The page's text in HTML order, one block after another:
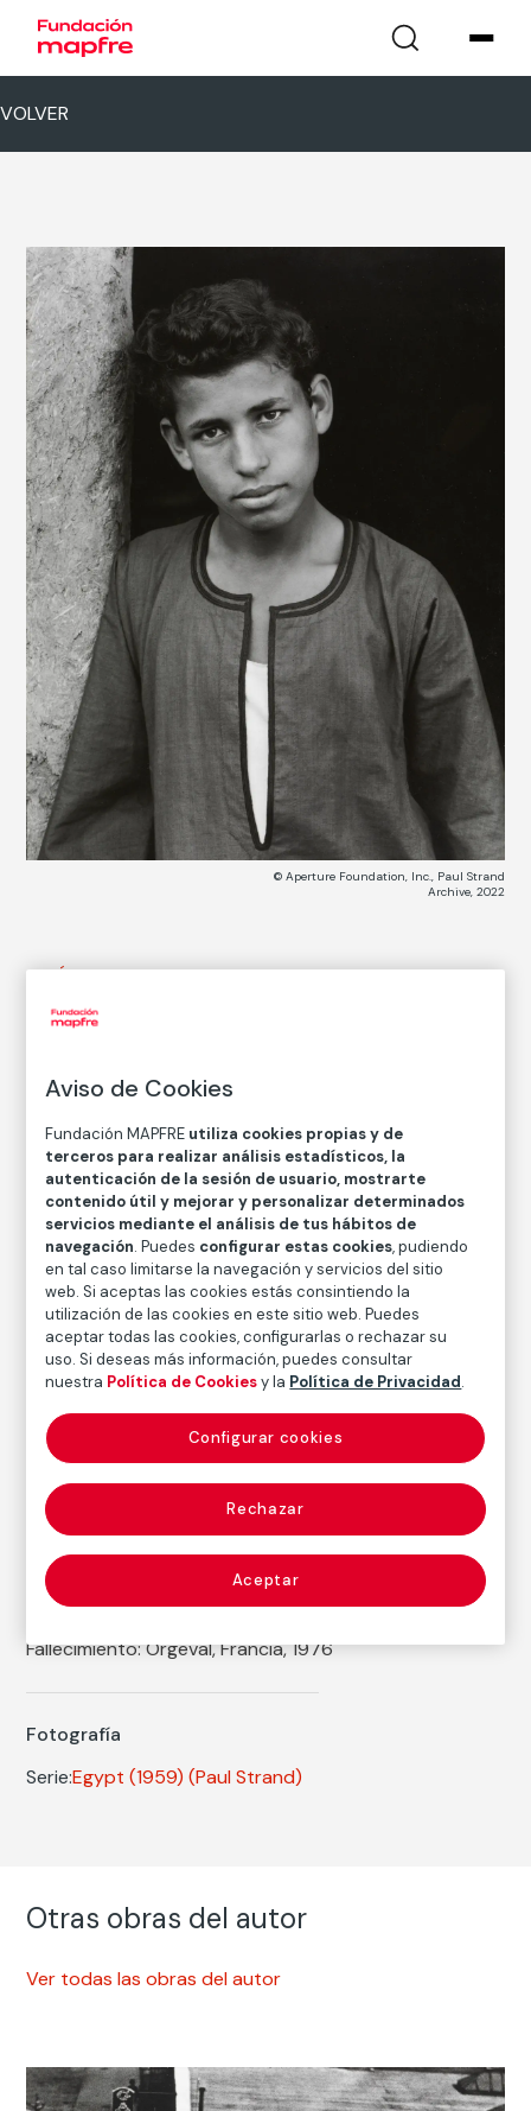
VOLVER
© Aperture Foundation, Inc., Paul Strand
Archive, 2022
CATÁLOGO DE COLECCIONES
Ranzi Aitah, Attar Farm, Delta, Egypt
Técnica
Copia en papel baritado con emulsión de gelatina y
plata
Medidas
Medidas mancha: 23,2 × 18,1 cm
Inventario
FM000960
Fecha
1959/Década de 1960
Inscripción/Leyenda
Titulado y fechado por Hazel Strand en el reverso
Autor
Paul Strand
Fallecimiento: Orgeval, Francia, 1976
Fotografía
Serie:Egypt (1959) (Paul Strand)
Otras obras del autor
Ver todas las obras del autor
Aviso de Cookies
Fundación MAPFRE utiliza cookies propias y de
terceros para realizar análisis estadísticos, la
autenticación de la sesión de usuario, mostrarte
contenido útil y mejorar y personalizar determinados
servicios mediante el análisis de tus hábitos de
navegación. Puedes configurar estas cookies, pudiendo
en tal caso limitarse la navegación y servicios del sitio
web. Si aceptas las cookies estás consintiendo la
utilización de las cookies en este sitio web. Puedes
aceptar todas las cookies, configurarlas o rechazar su
uso. Si deseas más información, puedes consultar
nuestra Política de Cookiesy la Política de Privacidad.
Rechazar
Aceptar
Configurar cookies